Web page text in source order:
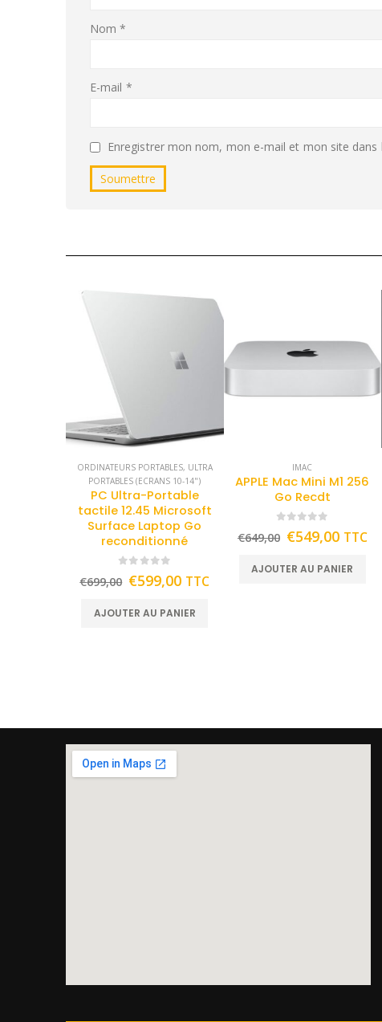
Nom*
E-mail *
Enregistrer mon nom, mon e-mail et mon site
ORDINATEURS PORTABLES, ULTRA
PORTABLES (ECRANS 10-14")
PC Ultra-Portable
tactile 12.45 Microsoft
Surface Laptop Go
reconditionné
€699,00 €599,00 TTC
AJOUTER AU PANIER
IMAC
APPLE Mac Mini M1 256
Go Recdt
€649,00 €549,00 TTC
AJOUTER AU PANIER